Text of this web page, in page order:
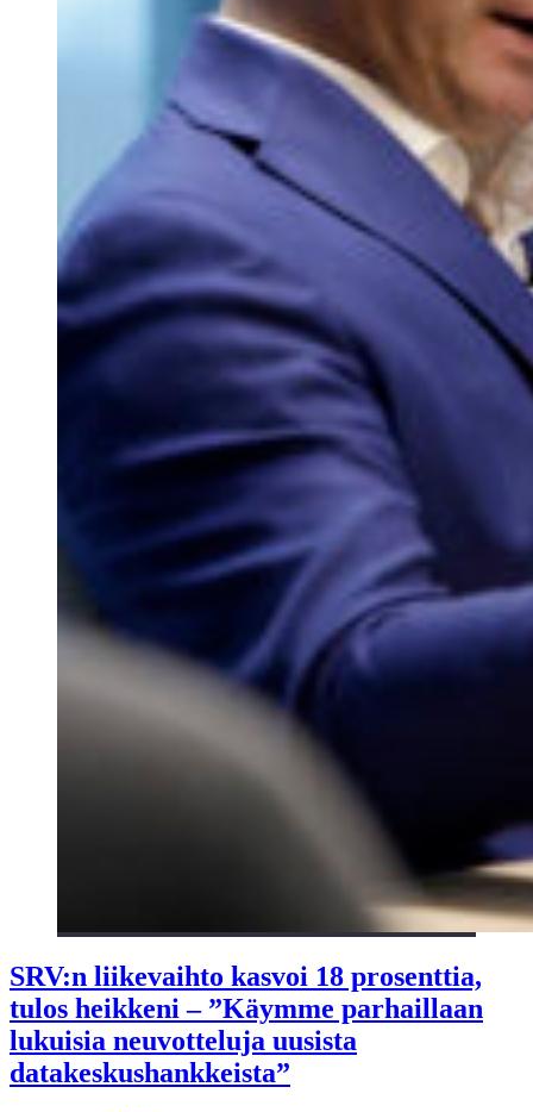
SRV:n liikevaihto kasvoi 18 prosenttia,
tulos heikkeni – ”Käymme parhaillaan
lukuisia neuvotteluja uusista
datakeskushankkeista”